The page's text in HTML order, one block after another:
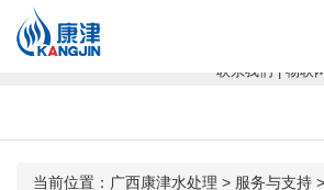
康津水处理：专注软化水设备、反渗透设备、超
备！
联系我们 | 物联
当前位置： 广西康津水处理 > 服务与支持 >